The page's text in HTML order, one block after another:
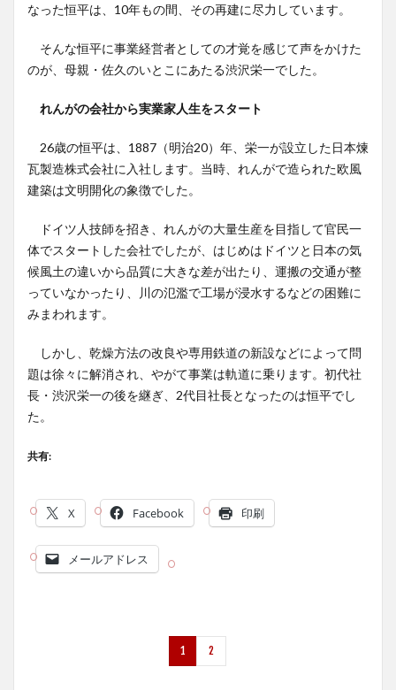
なった恒平は、10年もの間、その再建に尽力しています。
そんな恒平に事業経営者としての才覚を感じて声をかけた
のが、母親・佐久のいとこにあたる渋沢栄一でした。
れんがの会社から実業家人生をスタート
26歳の恒平は、1887（明治20）年、栄一が設立した日本煉
瓦製造株式会社に入社します。当時、れんがで造られた欧風
建築は文明開化の象徴でした。
ドイツ人技師を招き、れんがの大量生産を目指して官民一
体でスタートした会社でしたが、はじめはドイツと日本の気
候風土の違いから品質に大きな差が出たり、運搬の交通が整
っていなかったり、川の氾濫で工場が浸水するなどの困難に
みまわれます。
しかし、乾燥方法の改良や専用鉄道の新設などによって問
題は徐々に解消され、やがて事業は軌道に乗ります。初代社
長・渋沢栄一の後を継ぎ、2代目社長となったのは恒平でし
た。
共有:
X Facebook 印刷
メールアドレス
1 2